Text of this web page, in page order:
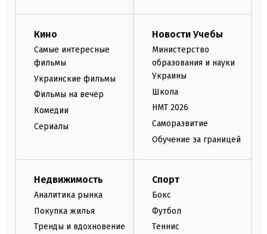
Кино
Самые интересные
фильмы
Украинские фильмы
Фильмы на вечер
Комедии
Сериалы
Новости Учебы
Министерство
образования и науки
Украины
Школа
НМТ 2026
Саморазвитие
Обучение за границей
Недвижимость
Аналитика рынка
Покупка жилья
Тренды и вдохновение
Спорт
Бокс
Футбол
Теннис